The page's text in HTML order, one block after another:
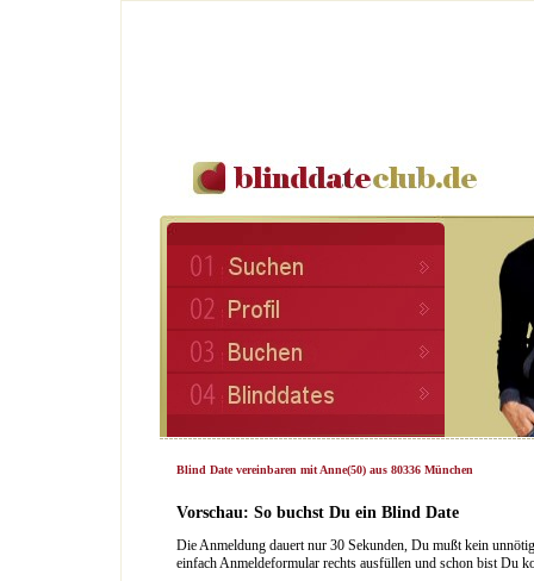
Blind Date vereinbaren mit Anne(50) aus 80336 München
Vorschau: So buchst Du ein Blind Date
Die Anmeldung dauert nur 30 Sekunden, Du mußt kein
einfach Anmeldeformular rechts ausfüllen und schon bist Du